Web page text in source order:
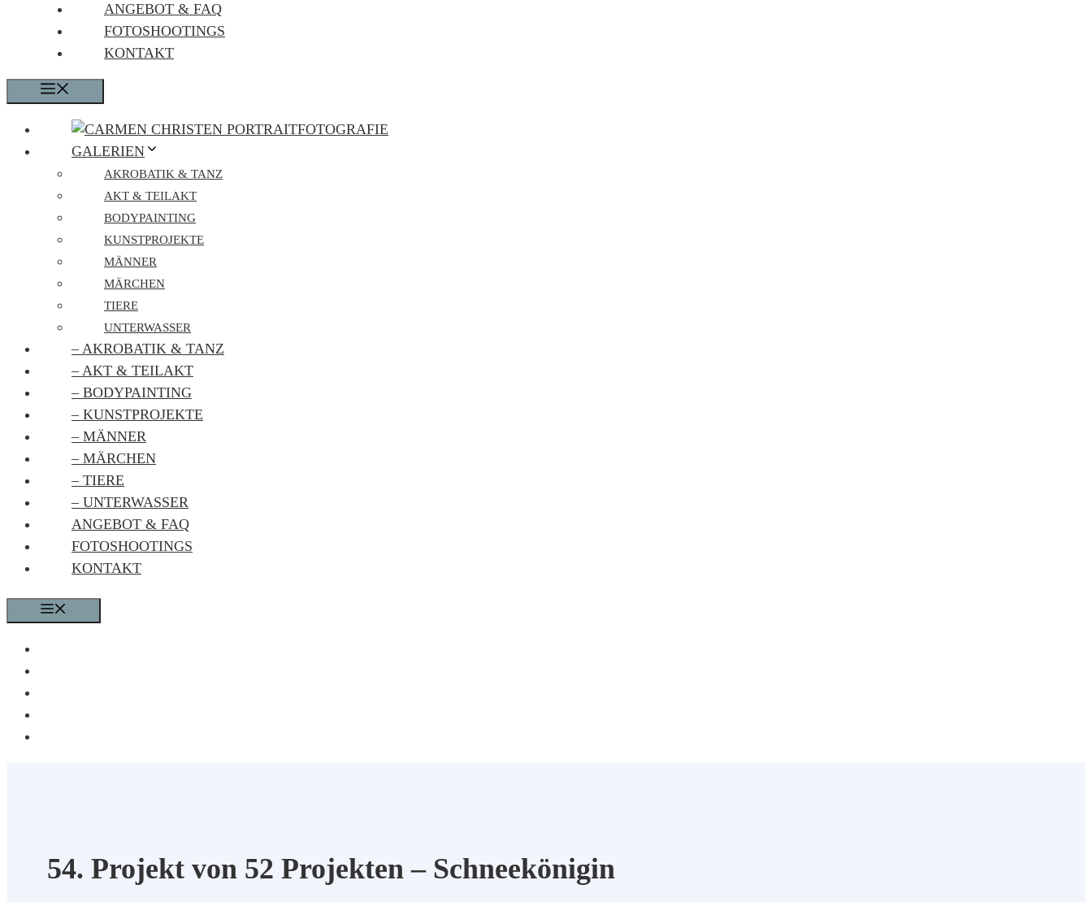
ANGEBOT & FAQ
FOTOSHOOTINGS
KONTAKT
GALERIEN
AKROBATIK & TANZ
AKT & TEILAKT
BODYPAINTING
KUNSTPROJEKTE
MÄNNER
MÄRCHEN
TIERE
UNTERWASSER
– AKROBATIK & TANZ
– AKT & TEILAKT
– BODYPAINTING
– KUNSTPROJEKTE
– MÄNNER
– MÄRCHEN
– TIERE
– UNTERWASSER
ANGEBOT & FAQ
FOTOSHOOTINGS
KONTAKT
54. Projekt von 52 Projekten – Schneekönigin